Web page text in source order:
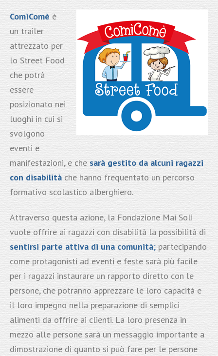
ComìComè è
un trailer
attrezzato per
lo Street Food
che potrà
essere
posizionato nei
luoghi in cui si
svolgono
eventi e
manifestazioni, e che sarà gestito da alcuni ragazzi
con disabilità che hanno frequentato un percorso
formativo scolastico alberghiero.
Attraverso questa azione, la Fondazione Mai Soli
vuole offrire ai ragazzi con disabilità la possibilità di
sentirsi parte attiva di una comunità;partecipando
come protagonisti ad eventi e feste sarà più facile
per i ragazzi instaurare un rapporto diretto con le
persone, che potranno apprezzare le loro capacità e
il loro impegno nella preparazione di semplici
alimenti da offrire ai clienti. La loro presenza in
mezzo alle persone sarà un messaggio importante a
dimostrazione di quanto si può fare per le persone